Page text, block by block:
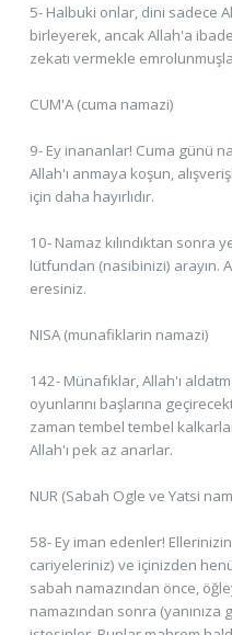
5- Halbuki onlar, dini sadece
birleyerek, ancak Allah'a
zekatı vermekle
CUM'A (cuma namazi)
9- Ey inananlar! Cuma günü
Allah'ı anmaya koşun,
için daha hayırlıdır.
10- Namaz kılındıktan sonra
lütfundan (nasibinizi) arayın.
eresiniz.
NISA (munafiklarin namazi)
142- Münafıklar, Allah'ı
oyunlarını başlarına
zaman tembel tembel
Allah'ı pek az anarlar.
NUR (Sabah Ogle ve Yatsi
58- Ey iman edenler!
cariyeleriniz) ve içinizden
sabah namazından önce,
namazından sonra